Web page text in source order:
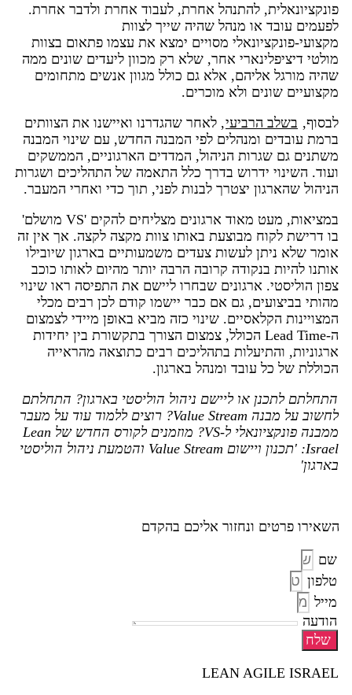
פונקציונאלית, להתנהל אחרת, לעבוד אחרת ולדבר אחרת.
לפעמים עובד או מנהל שהיה שייך לצוות
מקצועי-פונקציונאלי מסויים ימצא את עצמו פתאום בצוות
מולטי דיציפלינארי אחר, שלא רק מכוון ליעדים שונים ממה
שהיה מורגל אליהם, אלא גם כולל מגוון אנשים מתחומים
מקצועיים שונים ולא מוכרים.
לבסוף, בשלב הרביעי, לאחר שהגדרנו ואיישנו את הצוותים
ברמת עובדים ומנהלים לפי המבנה החדש, עם שינוי המבנה
משתנים גם שגרות הניהול, המדדים הארגוניים, הממשקים
ועוד. השינוי ידרוש בדרך כלל התאמה של התהליכים ושגרות
הניהול שהארגון יצטרך לבנות לפני, תוך כדי ואחרי המעבר.
במציאות, מעט מאוד ארגונים מצליחים להקים 'VS מושלם'
בו דרישת לקוח מבוצעת באותו צוות מקצה לקצה. אך אין זה
אומר שלא ניתן לעשות צעדים משמעותיים בארגון שיובילו
אותנו להיות בנקודה קרובה הרבה יותר מהיום לאותו כוכב
צפון הוליסטי. ארגונים שבחרו ליישם את התפיסה ראו שינוי
מהותי בביצועים, גם אם כבר יישמו קודם לכן רבים מכלי
המצויינות הקלאסיים. שינוי כזה מביא באופן מיידי לצמצום
ה-Lead Time הכולל, צמצום הצורך בתקשורת בין יחידות
ארגוניות, והתיעלות בתהליכים רבים כתוצאה מהראייה
הכוללת של כל עובד ומנהל בארגון.
התחלתם לתכנן או ליישם ניהול הוליסטי בארגון? התחלתם
לחשוב על מבנה Value Stream? רוצים ללמוד עוד על מעבר
ממבנה פונקציונאלי ל-VS? מוזמנים לקורס החדש של Lean
Israel: 'תכנון ויישום Value Stream והטמעת ניהול הוליסטי
בארגון'
השאירו פרטים ונחזור אליכם בהקדם
שם
טלפון
מייל
הודעה
שלח
LEAN AGILE ISRAEL